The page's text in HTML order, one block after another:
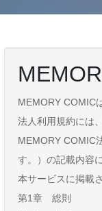
MEMORY COMIC
法人利用規約には
MEMORY COMIC
す。）の記載内容
本サービスに掲載
第1章 総則